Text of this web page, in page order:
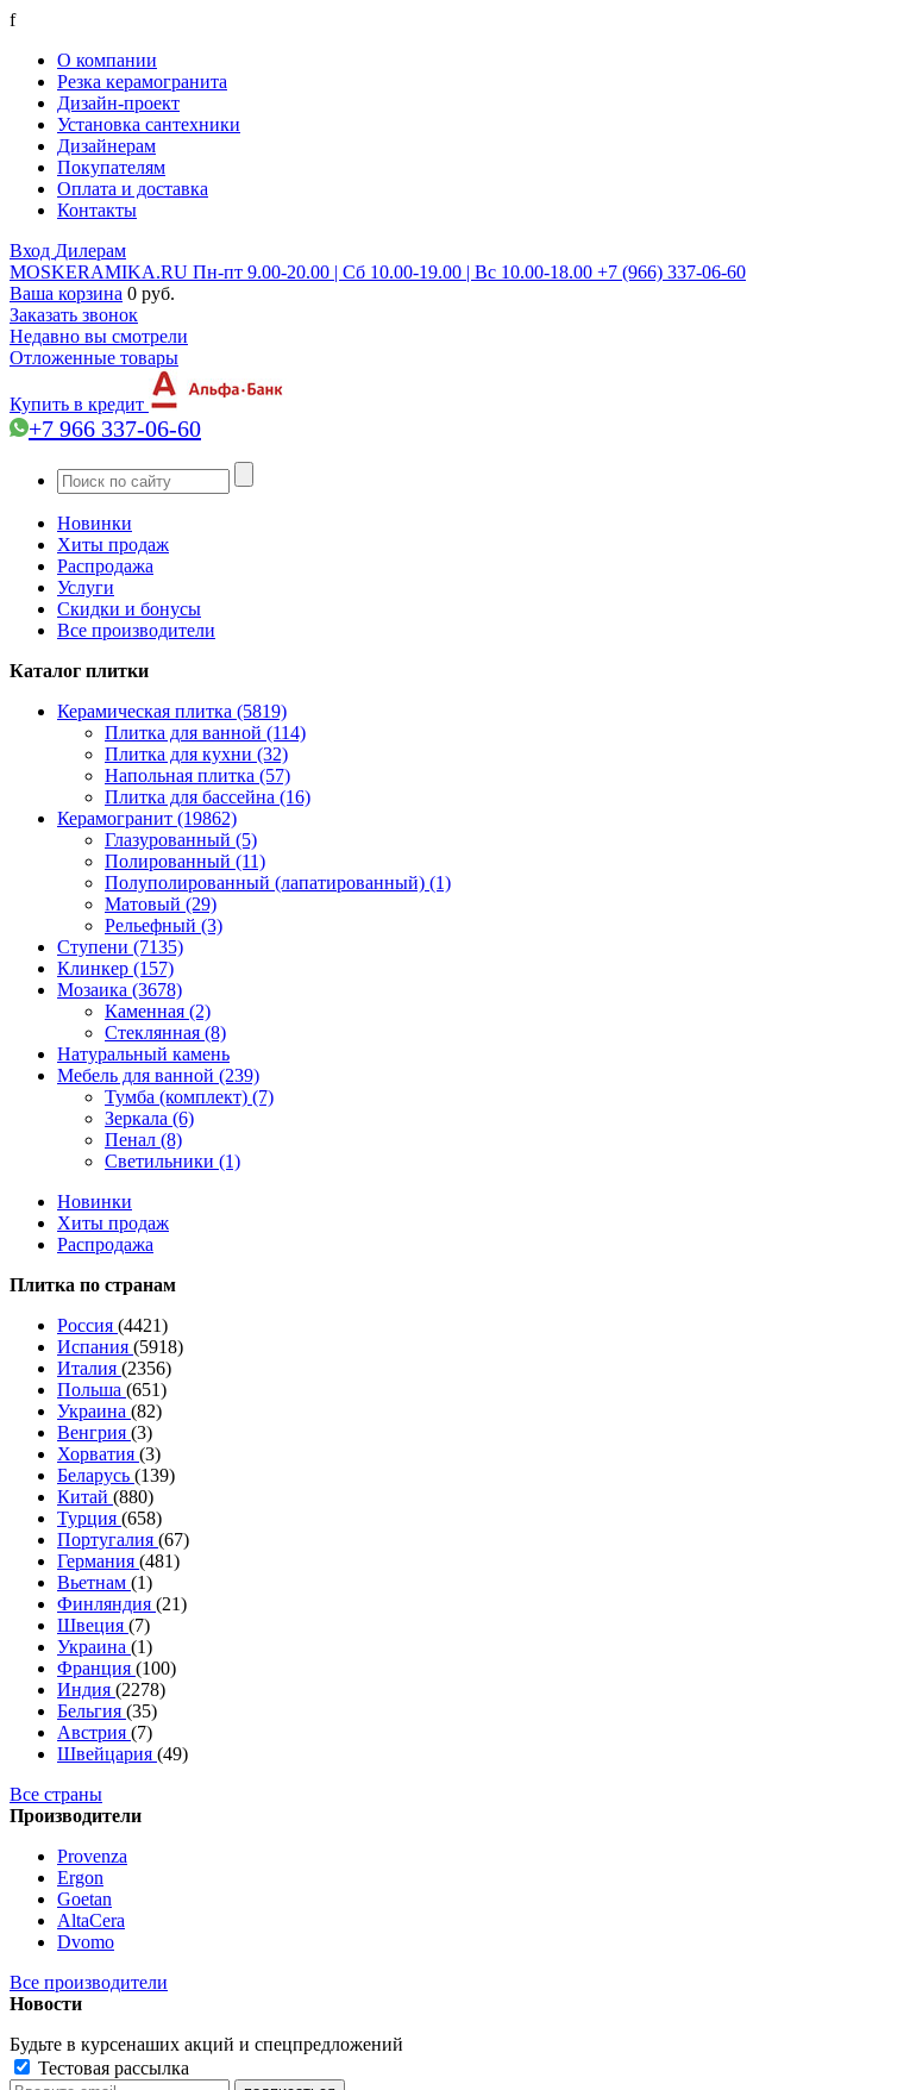
f
О компании
Резка керамогранита
Дизайн-проект
Установка сантехники
Дизайнерам
Покупателям
Оплата и доставка
Контакты
Вход Дилерам
MOSKERAMIKA.RU Пн-пт 9.00-20.00 | Сб 10.00-19.00 | Вс 10.00-18.00 +7 (966) 337-06-60
Ваша корзина 0 руб.
Заказать звонок
Недавно вы смотрели
Отложенные товары
Купить в кредит
+7 966 337-06-60
Новинки
Хиты продаж
Распродажа
Услуги
Скидки и бонусы
Все производители
Каталог плитки
Керамическая плитка (5819)
Плитка для ванной (114)
Плитка для кухни (32)
Напольная плитка (57)
Плитка для бассейна (16)
Керамогранит (19862)
Глазурованный (5)
Полированный (11)
Полуполированный (лапатированный) (1)
Матовый (29)
Рельефный (3)
Ступени (7135)
Клинкер (157)
Мозаика (3678)
Каменная (2)
Стеклянная (8)
Натуральный камень
Мебель для ванной (239)
Тумба (комплект) (7)
Зеркала (6)
Пенал (8)
Светильники (1)
Новинки
Хиты продаж
Распродажа
Плитка по странам
Россия (4421)
Испания (5918)
Италия (2356)
Польша (651)
Украина (82)
Венгрия (3)
Хорватия (3)
Беларусь (139)
Китай (880)
Турция (658)
Португалия (67)
Германия (481)
Вьетнам (1)
Финляндия (21)
Швеция (7)
Украина (1)
Франция (100)
Индия (2278)
Бельгия (35)
Австрия (7)
Швейцария (49)
Все страны
Производители
Provenza
Ergon
Goetan
AltaСera
Dvomo
Все производители
Новости
Будьте в курсенаших акций и спецпредложений
Тестовая рассылка